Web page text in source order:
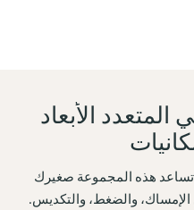
الأبعاد
هذه المجموعة صغيرك
والضغط، والتكديس.